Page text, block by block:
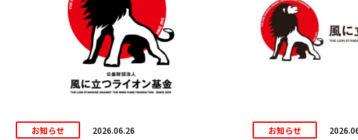
お知らせ 2026.06.26 お知らせ